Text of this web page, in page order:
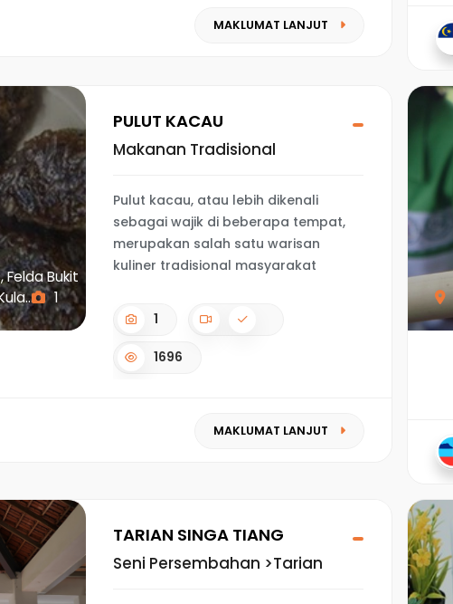
MAKLUMAT LANJUT
Felda Bukit
1
PULUT KACAU
Makanan Tradisional
Pulut kacau, atau lebih dikenali
sebagai wajik di beberapa tempat,
merupakan salah satu warisan
kuliner tradisional masyarakat
1
1696
MAKLUMAT LANJUT
TARIAN SINGA TIANG
Seni Persembahan >Tarian